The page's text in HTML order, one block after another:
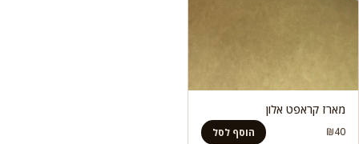
מארז קראפט אלון
₪40 הוסף לסל